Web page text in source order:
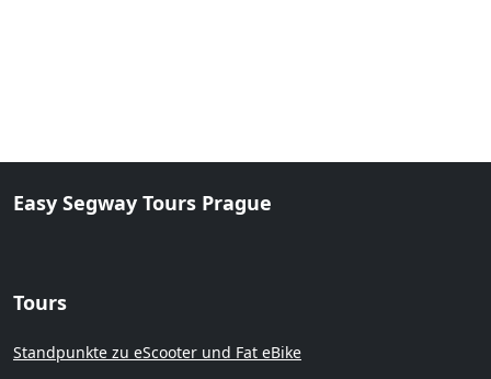
Easy Segway Tours Prague
Tours
Standpunkte zu eScooter und Fat eBike